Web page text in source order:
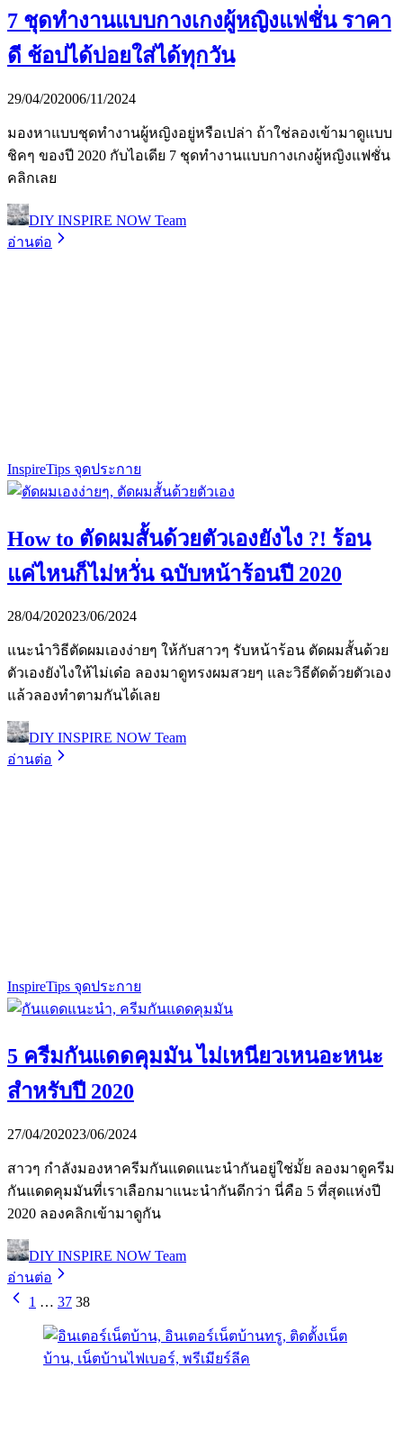
7 ชุดทำงานแบบกางเกงผู้หญิงแฟชั่น ราคา
ดี ช้อปได้บ่อยใส่ได้ทุกวัน
29/04/202006/11/2024
มองหาแบบชุดทำงานผู้หญิงอยู่หรือเปล่า ถ้าใช่ลองเข้ามาดูแบบ
ชิคๆ ของปี 2020 กับไอเดีย 7 ชุดทำงานแบบกางเกงผู้หญิงแฟชั่น
คลิกเลย
DIY INSPIRE NOW Team
อ่านต่อ
InspireTips จุดประกาย
How to ตัดผมสั้นด้วยตัวเองยังไง ?! ร้อน
แค่ไหนก็ไม่หวั่น ฉบับหน้าร้อนปี 2020
28/04/202023/06/2024
แนะนำวิธีตัดผมเองง่ายๆ ให้กับสาวๆ รับหน้าร้อน ตัดผมสั้นด้วย
ตัวเองยังไงให้ไม่เด๋อ ลองมาดูทรงผมสวยๆ และวิธีตัดด้วยตัวเอง
แล้วลองทำตามกันได้เลย
DIY INSPIRE NOW Team
อ่านต่อ
InspireTips จุดประกาย
5 ครีมกันแดดคุมมัน ไม่เหนียวเหนอะหนะ
สำหรับปี 2020
27/04/202023/06/2024
สาวๆ กำลังมองหาครีมกันแดดแนะนำกันอยู่ใช่มั้ย ลองมาดูครีม
กันแดดคุมมันที่เราเลือกมาแนะนำกันดีกว่า นี่คือ 5 ที่สุดแห่งปี
2020 ลองคลิกเข้ามาดูกัน
DIY INSPIRE NOW Team
อ่านต่อ
1 … 37 38